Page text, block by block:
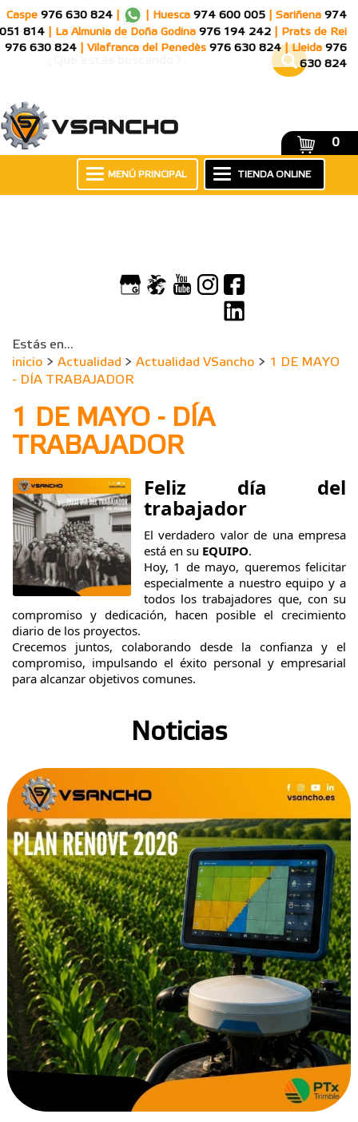
Caspe 976 630 824 Huesca 974 600 005 Sariñena 974
051 814
La Almunia de Doña Godina 976 194 242
Prats de Rei
976 630 824
Vilafranca del Penedès 976 630 824 Lleida 976
630 824
0
TIENDA ONLINE
MENÚ PRINCIPAL
Estás en...
inicio > Actualidad > Actualidad VSancho > 1 DE MAYO
- DÍA TRABAJADOR
1 DE MAYO - DÍA
TRABAJADOR
Feliz día del
trabajador
El verdadero valor de una empresa
está en su EQUIPO.
Hoy, 1 de mayo, queremos felicitar
especialmente a nuestro equipo y a
todos los trabajadores que, con su
compromiso y dedicación, hacen posible el crecimiento
diario de los proyectos.
Crecemos juntos, colaborando desde la confianza y el
compromiso, impulsando el éxito personal y empresarial
para alcanzar objetivos comunes.
Noticias